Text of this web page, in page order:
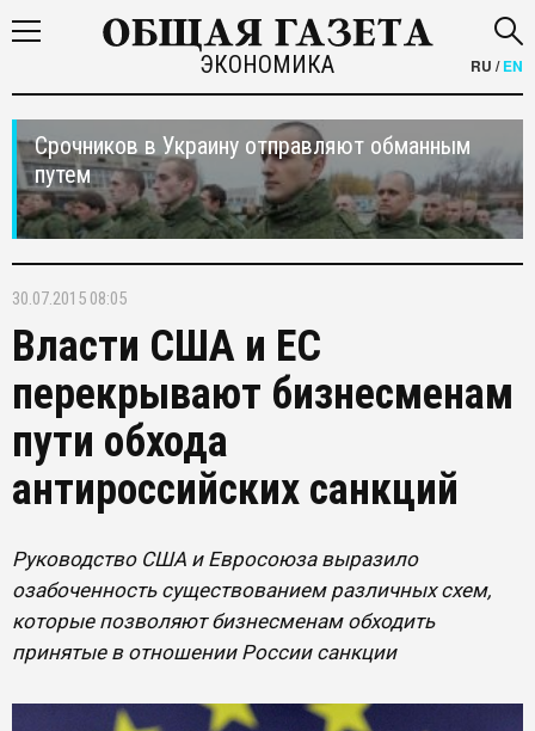
ЭКОНОМИКА RU /EN
Срочников в Украину отправляют обманным
путем
30.07.2015 08:05
Власти США и ЕС
перекрывают бизнесменам
пути обхода
антироссийских санкций
Руководство США и Евросоюза выразило
озабоченность существованием различных схем,
которые позволяют бизнесменам обходить
принятые в отношении России санкции